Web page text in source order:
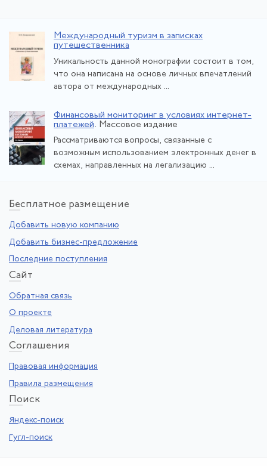
Международный туризм в записках
путешественника
Уникальность данной монографии состоит в том,
что она написана на основе личных впечатлений
автора от международных ...
Финансовый мониторинг в условиях интернет-
платежей. Массовое издание
Рассматриваются вопросы, связанные с
возможным использованием электронных денег в
схемах, направленных на легализацию ...
Бесплатное размещение
Добавить новую компанию
Добавить бизнес-предложение
Последние поступления
Сайт
Обратная связь
О проекте
Деловая литература
Соглашения
Правовая информация
Правила размещения
Поиск
Яндекс-поиск
Гугл-поиск